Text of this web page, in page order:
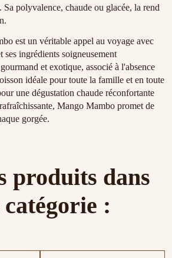
Sa polyvalence, chaude ou glacée, la rend
est un véritable appel au voyage avec
ses ingrédients soigneusement
et exotique, associé à l'absence
idéale pour toute la famille et en toute
une dégustation chaude réconfortante
Mango Mambo promet de
gorgée.
produits dans
: